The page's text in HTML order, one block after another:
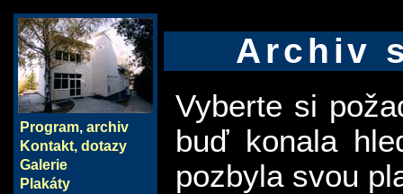
Program, archiv
Kontakt, dotazy
Galerie
Plakáty
Archiv
Vyberte si
buď konala
pozbyla svou